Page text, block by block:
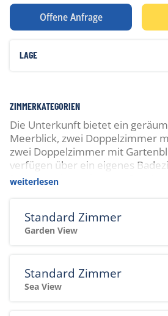
Offene Anfrage
LAGE
ZIMMERKATEGORIEN
Die Unterkunft bietet ein
Meerblick, zwei Doppelzimmer
zwei Doppelzimmer mit
verfügen über ein eigenes
Betten und Ventilatoren. Das
Aufenthalte. Die
entspannte Atmosphäre
weiterlesen
Standard Zimmer
Garden View
Standard Zimmer
Sea View